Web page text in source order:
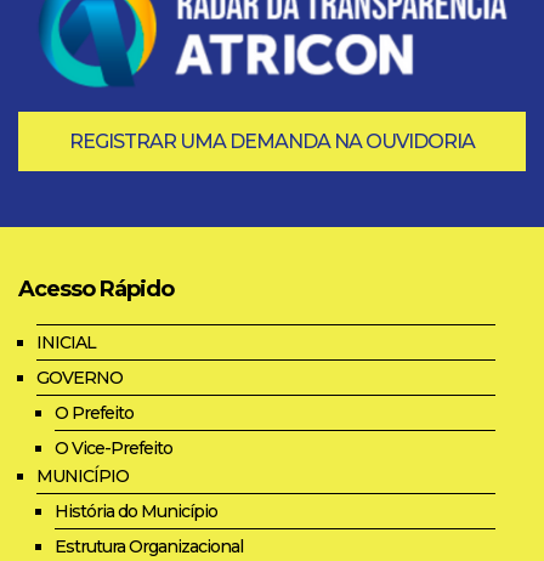
REGISTRAR UMA DEMANDA NA OUVIDORIA
Acesso Rápido
INICIAL
GOVERNO
O Prefeito
O Vice-Prefeito
MUNICÍPIO
História do Município
Estrutura Organizacional